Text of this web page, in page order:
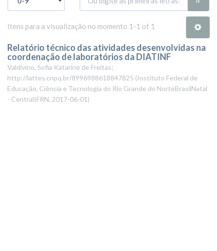
Itens para a visualização no momento 1-1 of 1
Relatório técnico das atividades desenvolvidas na
coordenação de laboratórios da DIATINF
Valdivino, Sofia Katarine de Freitas;
http://lattes.cnpq.br/8996988618847825 (Instituto Federal de
Educação, Ciência e Tecnologia do Rio Grande do NorteBrasilNatal
- CentralIFRN, 2017-06-01)